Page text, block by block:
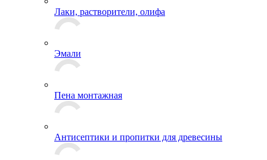
Лаки, растворители, олифа
Эмали
Пена монтажная
Антисептики и пропитки для древесины